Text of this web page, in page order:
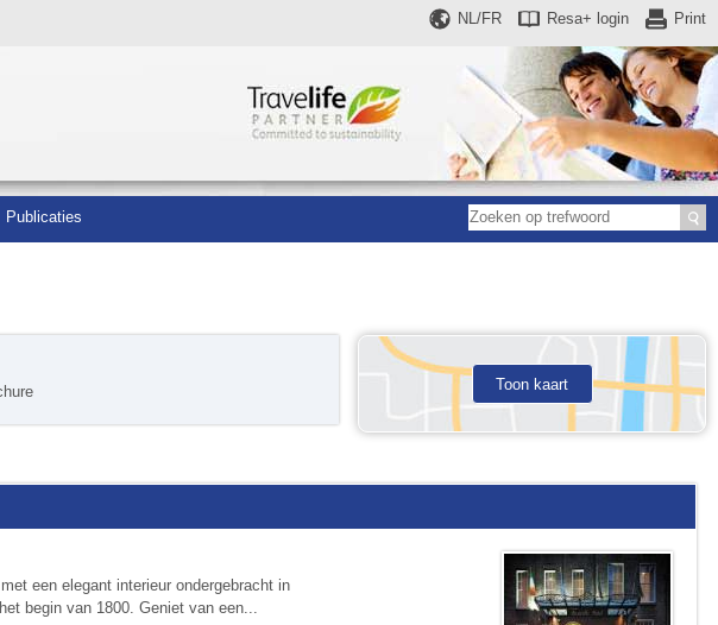
Print
Resa+ login
NL/FR
Publicaties
Toon kaart
een elegant interieur ondergebracht in
begin van 1800. Geniet van een...